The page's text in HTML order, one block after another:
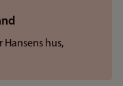
Hansens hus,